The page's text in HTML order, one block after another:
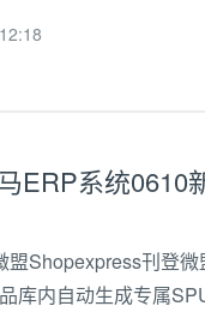
ERP系统0610
盟Shopexpress刊登
库内自动生成专属